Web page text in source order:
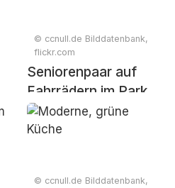
© ccnull.de Bilddatenbank,
flickr.com
Seniorenpaar auf
Fahrrädern im Park
© ccnull.de Bilddatenbank,